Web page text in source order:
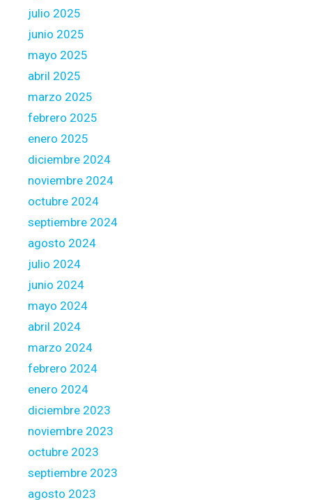
julio 2025
junio 2025
mayo 2025
abril 2025
marzo 2025
febrero 2025
enero 2025
diciembre 2024
noviembre 2024
octubre 2024
septiembre 2024
agosto 2024
julio 2024
junio 2024
mayo 2024
abril 2024
marzo 2024
febrero 2024
enero 2024
diciembre 2023
noviembre 2023
octubre 2023
septiembre 2023
agosto 2023